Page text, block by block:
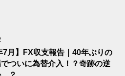
7月】FX収支報告｜40年ぶりの
でついに為替介入！？奇跡の逆